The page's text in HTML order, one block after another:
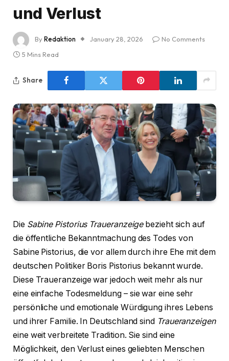
und Verlust
ByRedaktion January 28, 2026
No Comments
5 Mins Read
Share
Die Sabine Pistorius Traueranzeigebezieht sich auf
die öffentliche Bekanntmachung des Todes von
Sabine Pistorius, die vor allem durch ihre Ehe mit dem
deutschen Politiker Boris Pistorius bekannt wurde.
Diese Traueranzeige war jedoch weit mehr als nur
eine einfache Todesmeldung – sie war eine sehr
persönliche und emotionale Würdigung ihres Lebens
und ihrer Familie. In Deutschland sind Traueranzeigen
eine weit verbreitete Tradition. Sie sind eine
Möglichkeit, den Verlust eines geliebten Menschen